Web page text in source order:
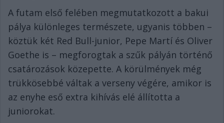
A futam első felében megmutatkozott a bakui
pálya különleges természete, ugyanis többen –
köztük két Red Bull-junior, Pepe Martí és Oliver
Goethe is – megforogtak a szűk pályán történő
csatározások közepette. A körülmények még
trükkösebbé váltak a verseny végére, amikor is
az enyhe eső extra kihívás elé állította a
juniorokat.